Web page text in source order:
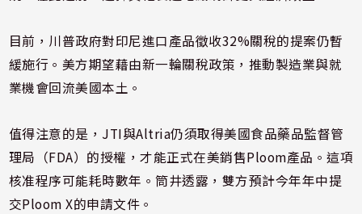
目前，川普政府對印尼進口產品徵收32%關稅的提案仍暫
緩施行。美方期望藉由新一輪關稅政策，推動製造業與就
業機會回流美國本土。
值得注意的是，JTI與Altria仍須取得美國食品藥品監督管
理局（FDA）的授權，才能正式在美銷售Ploom產品。這項
核准程序可能耗時數年。筒井透露，雙方預計今年年中提
交Ploom X的申請文件。